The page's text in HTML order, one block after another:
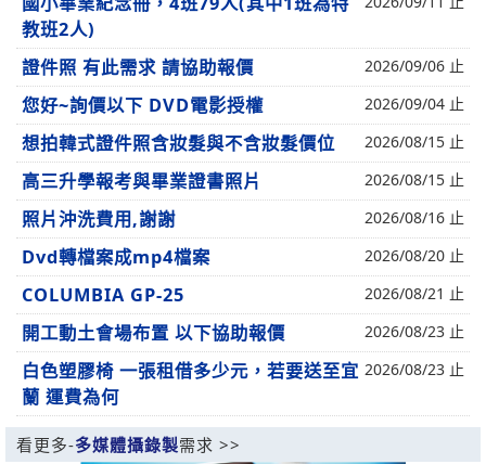
教班2人)
證件照 有此需求 請協助報價 2026/09/06 止
您好~詢價以下 DVD電影授權 2026/09/04 止
想拍韓式證件照含妝髮與不含妝髮價位 2026/08/15 止
高三升學報考與畢業證書照片 2026/08/15 止
照片沖洗費用,謝謝 2026/08/16 止
Dvd轉檔案成mp4檔案 2026/08/20 止
COLUMBIA GP-25 2026/08/21 止
開工動土會場布置 以下協助報價 2026/08/23 止
白色塑膠椅 一張租借多少元，若要送至宜
蘭 運費為何
2026/08/23 止
看更多-多媒體攝錄製需求 >>